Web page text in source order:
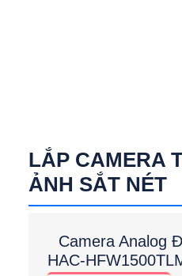
LẮP CAMERA
ẢNH SẮT NÉT
Camera Analog
HAC-